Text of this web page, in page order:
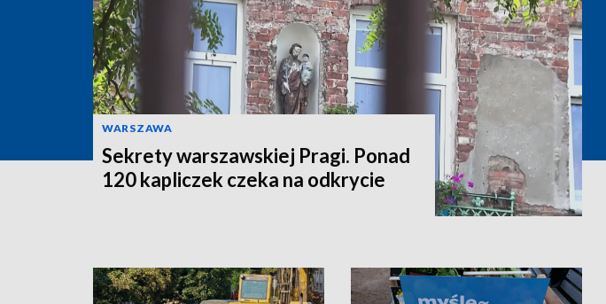
WARSZAWA
Sekrety warszawskiej Pragi. Ponad
120 kapliczek czeka na odkrycie